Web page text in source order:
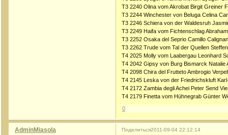
T3 2240 Olina vom Akrobat Birgit Greiner
T3 2244 Winchester von Beluga Celina
T3 2246 Schiera von der Waldesruh
T3 2249 Haifa vom Fichtenschlag
T3 2252 Osaka del Seprio Camillo
T3 2262 Trude vom Tal der Quellen
T4 2025 Molly vom Laabergau Leonhard
T4 2042 Gipsy von Burg Bismarck Natalie
T4 2098 Chira del Frutteto Ambrogio
T4 2145 Leska von der Friedrichskluft
T4 2172 Zambia degli Achei Peter Send
T4 2179 Finetta vom Hühnegrab Günter
0
Поделиться2011-09-04 22:12:14
AdminMiasola